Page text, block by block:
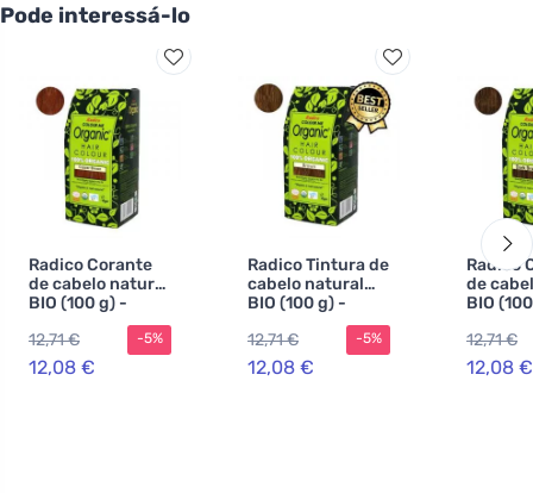
Pode interessá-lo
Radico Corante
de cabelo natural
BIO (100 g) -
cobre - para a
saúde, brilho e
força
12,71 €
12,08 €
-5%
Radico Tintura de
cabelo natural
BIO (100 g) -
castanho - para a
saúde, brilho e
força
12,71 €
12,08 €
-5%
Radico
de
BIO
12,71 €
12,08 €